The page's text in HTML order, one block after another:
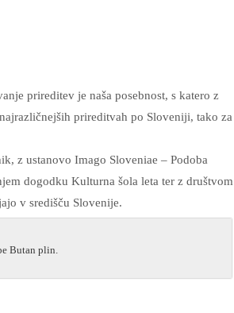
prireditev je naša posebnost, s katero z
prireditvah po Sloveniji, tako za
z ustanovo Imago Sloveniae – Podoba
dogodku Kulturna šola leta ter z društvom
v središču Slovenije.
Butan plin.